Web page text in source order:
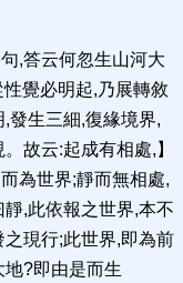
,答云何忽生山河大
覺必明起,乃展轉敘
發生三細,復緣境界,
故云:起成有相處,】
為世界;靜而無相處,
,此依報之世界,本不
現行;此世界,即為前
?即由是而生